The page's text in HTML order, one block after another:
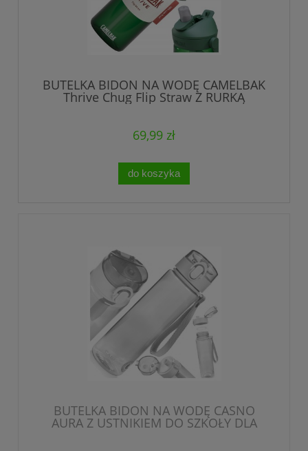
BUTELKA BIDON NA WODĘ CAMELBAK
Thrive Chug Flip Straw Z RURKĄ
UCHWYT 740 ml
69,99 zł
do koszyka
BUTELKA BIDON NA WODĘ CASNO
AURA Z USTNIKIEM DO SZKOŁY DLA